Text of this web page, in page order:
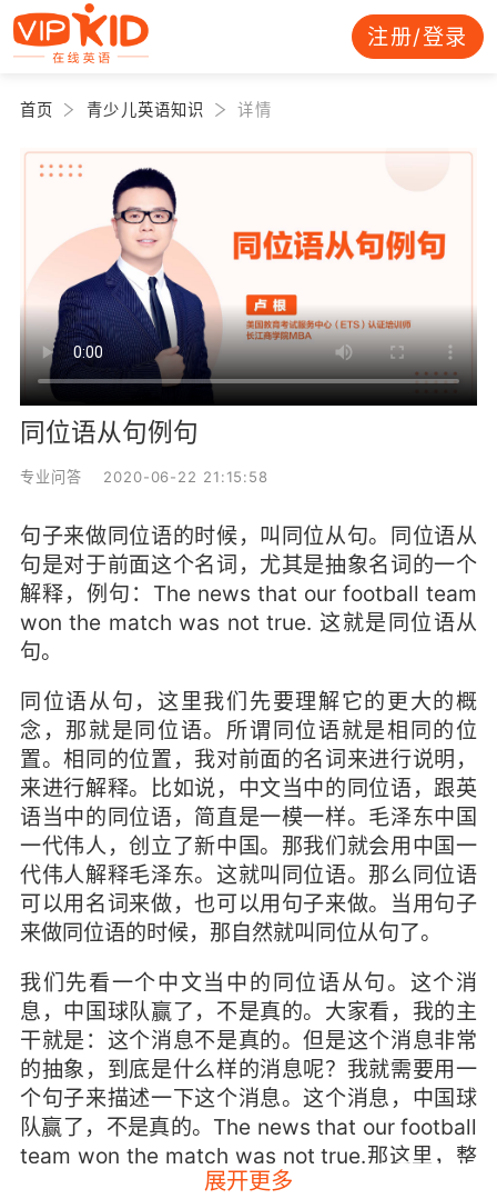
注册/登录
首页 青少儿英语知识 详情
同位语从句例句
专业问答 2020-06-22 21:15:58
句子来做同位语的时候，叫同位从句。同位语从
句是对于前面这个名词，尤其是抽象名词的一个
解释，例句：The news that our football team
won the match was not true. 这就是同位语从
句。
同位语从句，这里我们先要理解它的更大的概
念，那就是同位语。所谓同位语就是相同的位
置。相同的位置，我对前面的名词来进行说明，
来进行解释。比如说，中文当中的同位语，跟英
语当中的同位语，简直是一模一样。毛泽东中国
一代伟人，创立了新中国。那我们就会用中国一
代伟人解释毛泽东。这就叫同位语。那么同位语
可以用名词来做，也可以用句子来做。当用句子
来做同位语的时候，那自然就叫同位从句了。
我们先看一个中文当中的同位语从句。这个消
息，中国球队赢了，不是真的。大家看，我的主
干就是：这个消息不是真的。但是这个消息非常
的抽象，到底是什么样的消息呢？我就需要用一
个句子来描述一下这个消息。这个消息，中国球
队赢了，不是真的。The news that our football
team won the match was not true.那这里，整
个的谓语部分，补语部分，我们的主干部分是
展开更多